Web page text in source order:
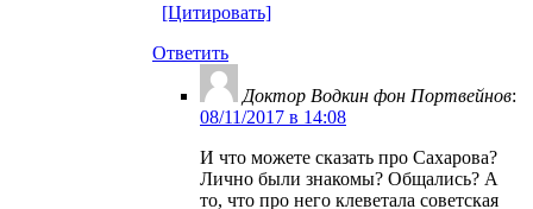
[Цитировать]
Ответить
Доктор Водкин фон Портвейнов:
08/11/2017 в 14:08
И что можете сказать про Сахарова?
Лично были знакомы? Общались? А
то, что про него клеветала советская